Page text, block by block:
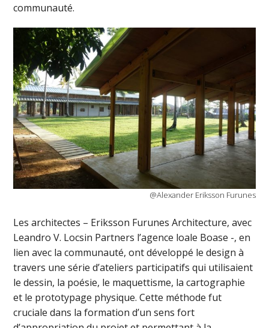
communauté.
@Alexander Eriksson Furunes
Les architectes – Eriksson Furunes Architecture, avec
Leandro V. Locsin Partners l’agence loale Boase -, en
lien avec la communauté, ont développé le design à
travers une série d’ateliers participatifs qui utilisaient
le dessin, la poésie, le maquettisme, la cartographie
et le prototypage physique. Cette méthode fut
cruciale dans la formation d’un sens fort